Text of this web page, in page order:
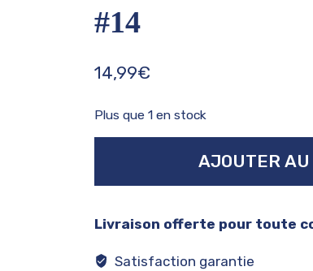
#14
14,99€
Plus que 1 en stock
1994
#14
AJOUTER
Livraison offerte pour toute
Satisfaction garantie